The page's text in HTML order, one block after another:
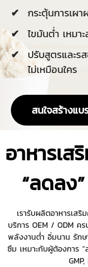
กระตุ้นการเผ
ไขมันต่ำ เหมา
ปรับสูตรและร
ไม่เหมือนใคร
สนใจสร้างแ
อาหารเ
“ลดลง
เรารับผลิตอาหารเส
บริการ OEM / ODM ค
พลังงานต่ำ อิ่มนาน รักษ
ซึม เหมาะกับผู้ต้องการ